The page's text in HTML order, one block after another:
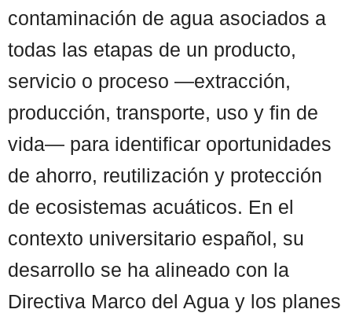
contaminación de agua asociados a
todas las etapas de un producto,
servicio o proceso —extracción,
producción, transporte, uso y fin de
vida— para identificar oportunidades
de ahorro, reutilización y protección
de ecosistemas acuáticos. En el
contexto universitario español, su
desarrollo se ha alineado con la
Directiva Marco del Agua y los planes